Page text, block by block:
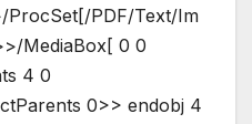
ProcSet[/PDF/Text/Im
MediaBox[ 0 0
4 0
0>> endobj 4